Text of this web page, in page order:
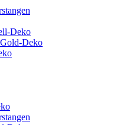
Deko
Deko